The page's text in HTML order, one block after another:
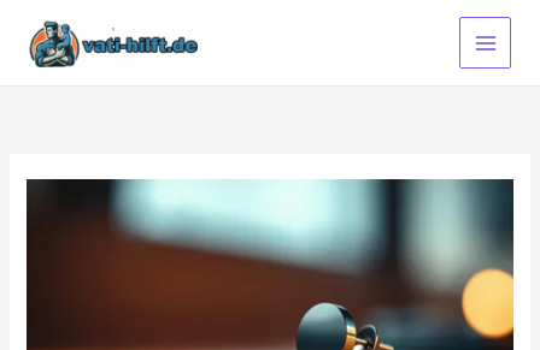
Inhalt
springen